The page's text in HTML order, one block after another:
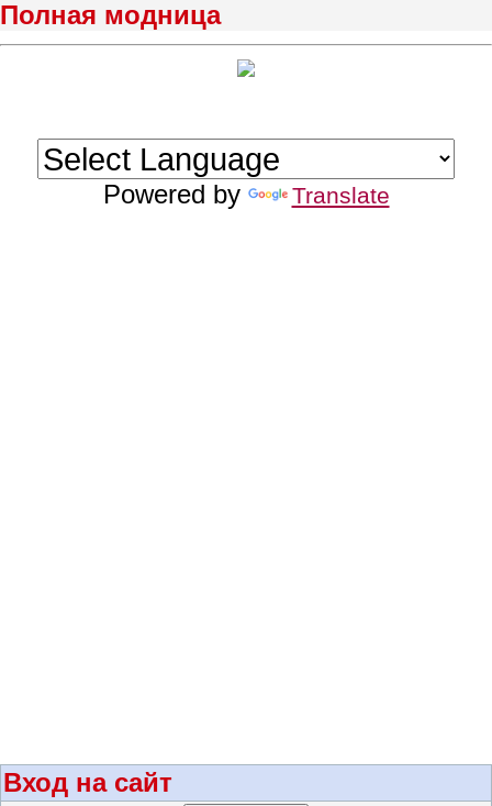
Полная модница
Powered by Translate
Вход на сайт